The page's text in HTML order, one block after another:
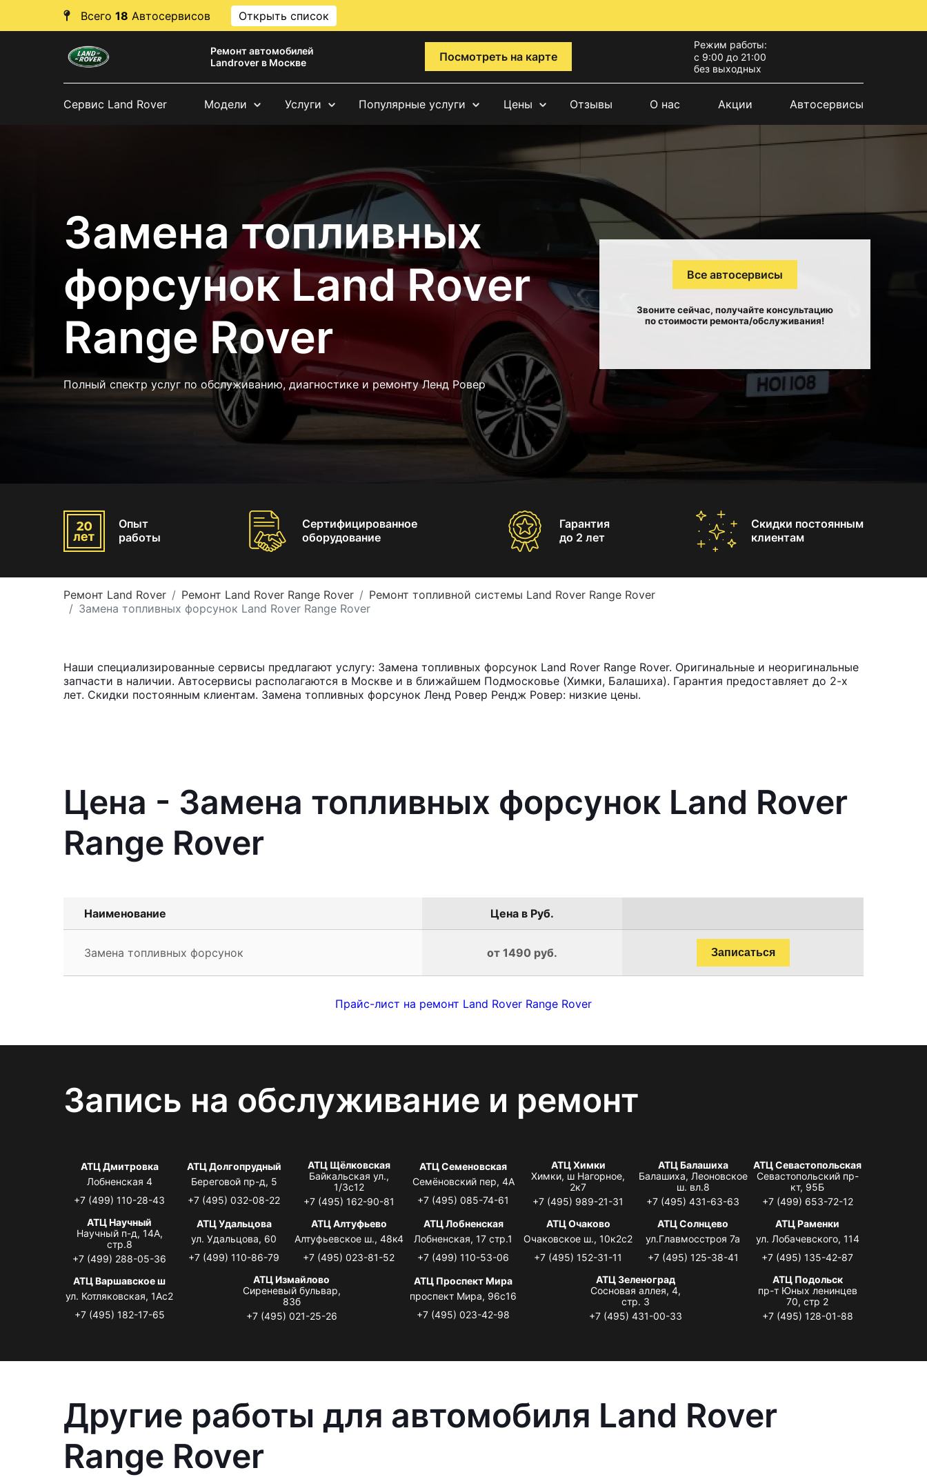
Всего 18 Автосервисов Открыть список
Ремонт автомобилей
Landrover в Москве
Посмотреть на карте
Режим работы:
с 9:00 до 21:00
без выходных
Сервис Land Rover Модели Услуги Популярные услуги Цены Отзывы О нас Акции Автосервисы
Замена топливных
форсунок Land Rover
Range Rover
Полный спектр услуг по обслуживанию, диагностике и ремонту Ленд Ровер
Все автосервисы
Звоните сейчас, получайте консультацию
по стоимости ремонта/обслуживания!
Опыт
работы
Сертифицированное
оборудование
Гарантия
до 2 лет
Скидки постоянным
клиентам
Ремонт Land Rover Ремонт Land Rover Range Rover
Ремонт топливной системы Land Rover Range Rover
Замена топливных форсунок Land Rover Range Rover
Наши специализированные сервисы предлагают услугу: Замена топливных форсунок Land Rover Range Rover. Оригинальные и неоригинальные
запчасти в наличии. Автосервисы располагаются в Москве и в ближайшем Подмосковье (Химки, Балашиха). Гарантия предоставляет до 2-х
лет. Скидки постоянным клиентам. Замена топливных форсунок Ленд Ровер Рендж Ровер: низкие цены.
Цена - Замена топливных форсунок Land Rover
Range Rover
Наименование Цена в Руб.
Замена топливных форсунок от 1490 руб. Записаться
Прайс-лист на ремонт Land Rover Range Rover
Запись на обслуживание и ремонт
АТЦ Дмитровка
Лобненская 4
+7 (499) 110-28-43
АТЦ Долгопрудный
Береговой пр-д, 5
+7 (495) 032-08-22
АТЦ Щёлковская
Байкальская ул.,
1/3с12
+7 (495) 162-90-81
АТЦ Семеновская
Семёновский пер, 4А
+7 (495) 085-74-61
АТЦ Химки
Химки, ш Нагорное,
2к7
+7 (495) 989-21-31
АТЦ Балашиха
Балашиха, Леоновское
ш. вл.8
+7 (495) 431-63-63
АТЦ Севастопольская
Севастопольский пр-
кт, 95Б
+7 (499) 653-72-12
АТЦ Научный
Научный п-д, 14А,
стр.8
+7 (499) 288-05-36
АТЦ Удальцова
ул. Удальцова, 60
+7 (499) 110-86-79
АТЦ Алтуфьево
Алтуфьевское ш., 48к4
+7 (495) 023-81-52
АТЦ Лобненская
Лобненская, 17 стр.1
+7 (499) 110-53-06
АТЦ Очаково
Очаковское ш., 10к2с2
+7 (495) 152-31-11
АТЦ Солнцево
ул.Главмосстроя 7а
+7 (495) 125-38-41
АТЦ Раменки
ул. Лобачевского, 114
+7 (495) 135-42-87
АТЦ Варшавское ш
ул. Котляковская, 1Ас2
+7 (495) 182-17-65
АТЦ Измайлово
Сиреневый бульвар,
83б
+7 (495) 021-25-26
АТЦ Проспект Мира
проспект Мира, 96с16
+7 (495) 023-42-98
АТЦ Зеленоград
Сосновая аллея, 4,
стр. 3
+7 (495) 431-00-33
АТЦ Подольск
пр-т Юных ленинцев
70, стр 2
+7 (495) 128-01-88
Другие работы для автомобиля Land Rover
Range Rover